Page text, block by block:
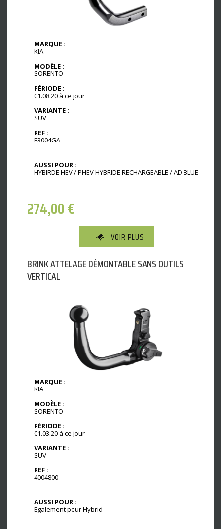
MARQUE :
KIA
MODÈLE :
SORENTO
PÉRIODE :
01.08.20 à ce jour
VARIANTE :
SUV
REF :
E3004GA
AUSSI POUR :
HYBIRDE HEV / PHEV HYBRIDE RECHARGEABLE / AD BLUE
274,00€
VOIR PLUS
BRINK ATTELAGE DÉMONTABLE SANS OUTILS
VERTICAL
MARQUE :
KIA
MODÈLE :
SORENTO
PÉRIODE :
01.03.20 à ce jour
VARIANTE :
SUV
REF :
4004800
AUSSI POUR :
Egalement pour Hybrid